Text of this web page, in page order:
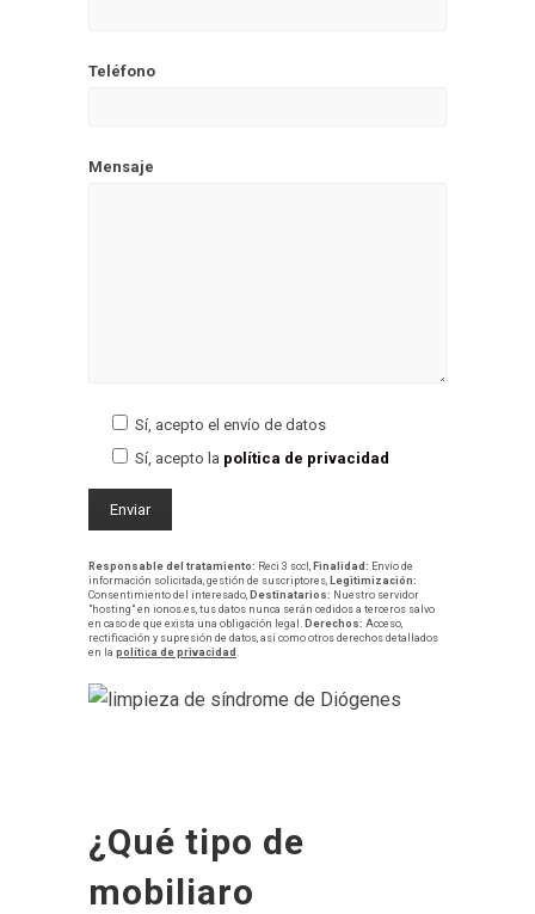
Teléfono
Mensaje
Sí, acepto el envío de datos
Sí, acepto la política de privacidad
Responsable del tratamiento: Reci 3 sccl, Finalidad: Envío de
información solicitada, gestión de suscriptores, Legitimización:
Consentimiento del interesado, Destinatarios: Nuestro servidor
"hosting" en ionos.es, tus datos nunca serán cedidos a terceros salvo
en caso de que exista una obligación legal. Derechos: Acceso,
rectificación y supresión de datos, así como otros derechos detallados
en la política de privacidad .
¿Qué tipo de
mobiliaro